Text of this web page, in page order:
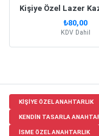
₺80,00
KDV Dahil
KIŞIYE ÖZEL ANAHTARLIK
KENDIN TASARLA
ISME ÖZEL ANAHTARLIK